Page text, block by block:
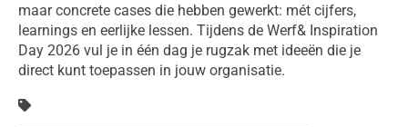
maar concrete cases die hebben gewerkt: mét cijfers,
learnings en eerlijke lessen. Tijdens de Werf& Inspiration
Day 2026 vul je in één dag je rugzak met ideeën die je
direct kunt toepassen in jouw organisatie.